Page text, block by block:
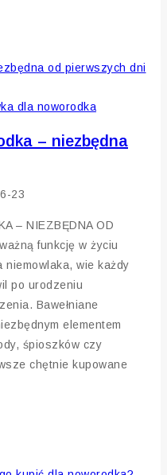
dla noworodka
– niezbędna
23
– NIEZBĘDNA OD
funkcję w życiu
niemowlaka, wie każdy
po urodzeniu
Bawełniane
elementem
śpioszków czy
chętnie kupowane